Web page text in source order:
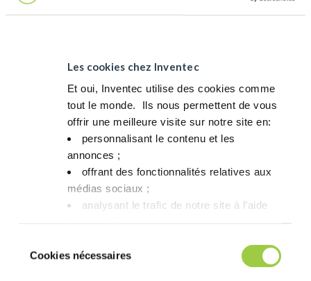
Les cookies chez Inventec
Et oui, Inventec utilise des cookies comme
tout le monde. ​ Ils nous permettent de vous
offrir une meilleure visite sur notre site en:​
personnalisant le contenu et les
annonces ;​
offrant des fonctionnalités relatives aux
médias sociaux ; ​
analysant le trafic de notre site à l’aide
refuser ou de les paramétrer.​ Pas de
panique, vous pourrez également modifier à
duCookies nécessaires
assistance en ligne ou sur site
produits,
pour vous guider dans la mise en place initiale de votre
processus dans tous vos sites de production à travers le